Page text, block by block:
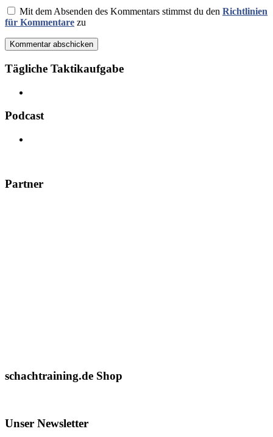
Mit dem Absenden des Kommentars stimmst du den Richtlinien
für Kommentare zu
Kommentar abschicken
Tägliche Taktikaufgabe
Podcast
Partner
schachtraining.de Shop
Unser Newsletter